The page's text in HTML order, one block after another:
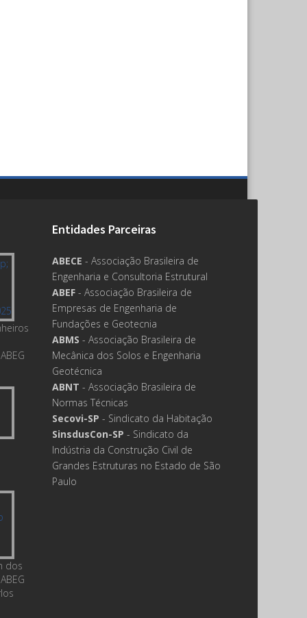
dos
Entidades Parceiras
ABECE - Associação Brasileira de
Engenharia e Consultoria Estrutural
ABEF - Associação Brasileira de
Empresas de Engenharia de
Fundações e Geotecnia
ABMS - Associação Brasileira de
Mecânica dos Solos e Engenharia
Geotécnica
ABNT - Associação Brasileira de
Normas Técnicas
Secovi-SP - Sindicato da Habitação
SinsdusCon-SP - Sindicato da
Indústria da Construção Civil de
Grandes Estruturas no Estado de São
Paulo